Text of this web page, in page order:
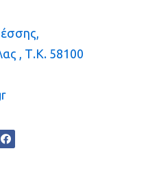
, Τ.Κ. 58100
F
a